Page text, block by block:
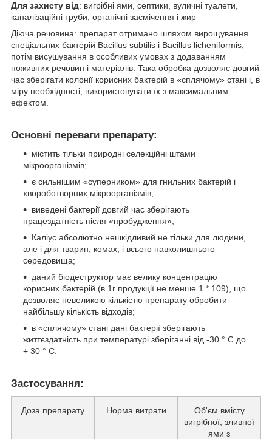
Для захисту від: вигрібні ями, септики, вуличні туалети,
каналізаційні труби, органічні засмічення і жир
Діюча речовина: препарат отримано шляхом вирощування
спеціальних бактерій Bacillus subtilis і Bacillus licheniformis,
потім висушування в особливих умовах з додаванням
поживних речовин і матеріалів. Така обробка дозволяє довгий
час зберігати колонії корисних бактерій в «сплячому» стані і, в
міру необхідності, використовувати їх з максимальним
ефектом.
Основні переваги препарату:
містить тільки природні селекційні штами
мікроорганізмів;
є сильнішим «суперником» для гнильних бактерій і
хвороботворних мікроорганізмів;
виведені бактерії довгий час зберігають
працездатність після «пробудження»;
Каліус абсолютно нешкідливий не тільки для людини,
але і для тварин, комах, і всього навколишнього
середовища;
даний біодеструктор має велику концентрацію
корисних бактерій (в 1г продукції не менше 1 * 109), що
дозволяє невеликою кількістю препарату обробити
найбільшу кількість відходів;
в «сплячому» стані дані бактерії зберігають
життєздатність при температурі зберіганні від -30 ° С до
+ 30 ° С.
Застосування:
Доза препарату Норма витрати
Об'єм вмісту
вигрібної, зливної
ями з